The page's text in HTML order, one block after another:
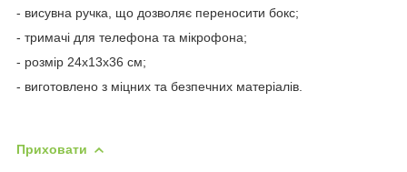
- висувна ручка, що дозволяє переносити бокс;
- тримачі для телефона та мікрофона;
- розмір 24х13х36 см;
- виготовлено з міцних та безпечних матеріалів.
Приховати